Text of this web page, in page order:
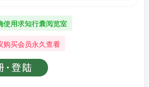
用求知行囊阅览室
购买会员永久查看